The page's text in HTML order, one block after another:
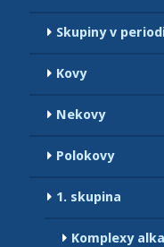
Skupiny v
Kovy
Nekovy
Polokovy
1. skupina
Komplexy